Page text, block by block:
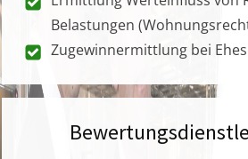
Belastungen
Zugewinnermittlung bei